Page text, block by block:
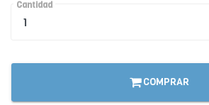
Cantidad
COMPRAR